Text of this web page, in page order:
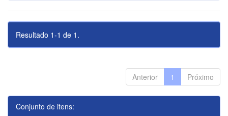
Resultado 1-1 de 1.
Anterior 1 Próximo
Conjunto de itens: